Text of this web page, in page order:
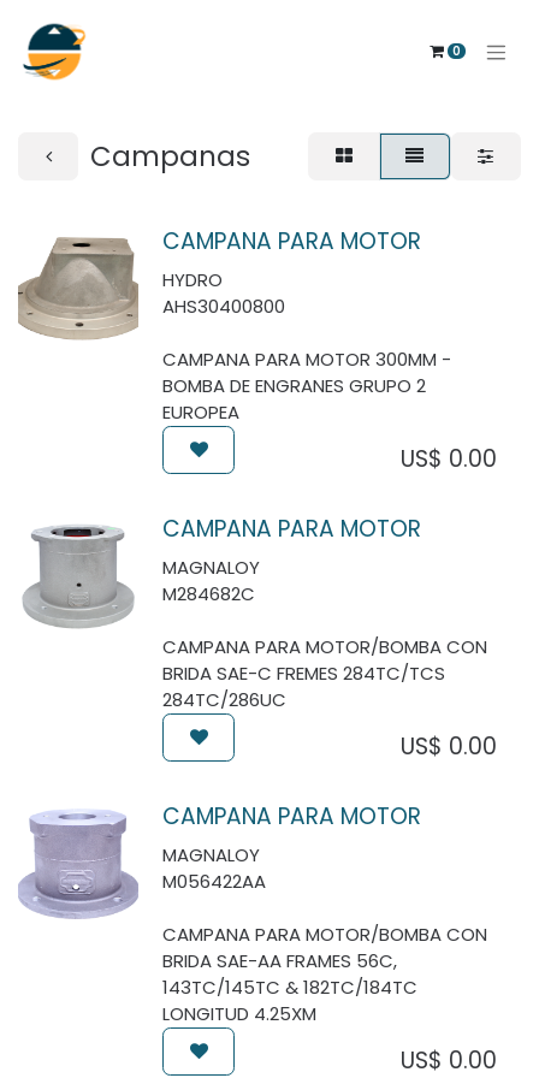
0
Campanas
CAMPANA PARA MOTOR
HYDRO
AHS30400800
CAMPANA PARA MOTOR 300MM -
BOMBA DE ENGRANES GRUPO 2
EUROPEA
US$ 0.00
CAMPANA PARA MOTOR
MAGNALOY
M284682C
CAMPANA PARA MOTOR/BOMBA CON
BRIDA SAE-C FREMES 284TC/TCS
284TC/286UC
US$ 0.00
CAMPANA PARA MOTOR
MAGNALOY
M056422AA
CAMPANA PARA MOTOR/BOMBA CON
BRIDA SAE-AA FRAMES 56C,
143TC/145TC & 182TC/184TC
LONGITUD 4.25XM
US$ 0.00